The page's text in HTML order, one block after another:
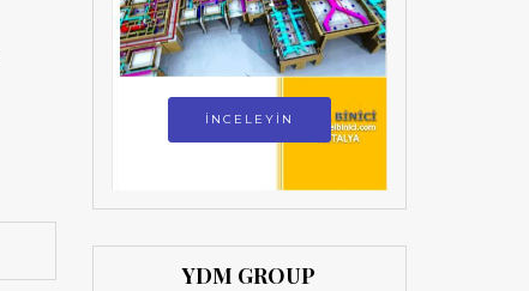
İNCELEYİN
YDM GROUP